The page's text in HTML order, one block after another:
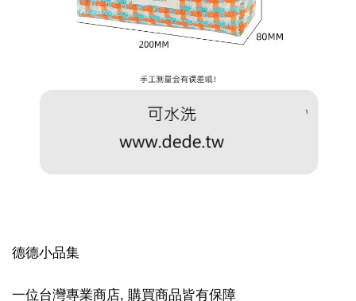
德德小品集
一位台灣專業商店, 購買商品皆有保障